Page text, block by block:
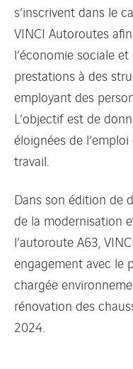
s’inscrivent dans le
VINCI Autoroutes
l’économie sociale
prestations à des
employant des
L’objectif est de
éloignées de
travail.
Dans son édition de
de la modernisation
l’autoroute A63,
engagement avec le
chargée
rénovation des
2024.